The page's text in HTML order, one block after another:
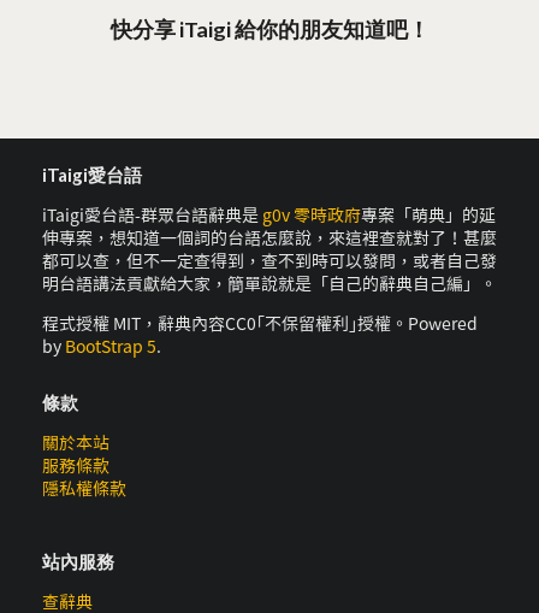
快分享 iTaigi 給你的朋友知道吧！
iTaigi愛台語
iTaigi愛台語-群眾台語辭典是 g0v 零時政府專案「萌典」的延
伸專案，想知道一個詞的台語怎麼說，來這裡查就對了！甚麼
都可以查，但不一定查得到，查不到時可以發問，或者自己發
明台語講法貢獻給大家，簡單說就是「自己的辭典自己編」。
程式授權 MIT，辭典內容CC0｢不保留權利｣授權。Powered
by BootStrap 5.
條款
關於本站
服務條款
隱私權條款
站內服務
查辭典